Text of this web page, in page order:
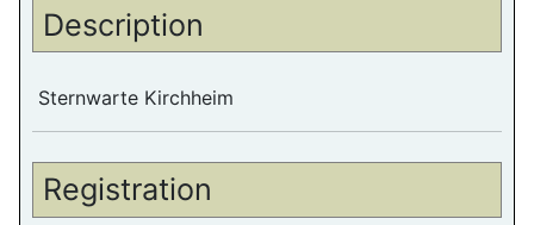
Description
Sternwarte Kirchheim
Registration